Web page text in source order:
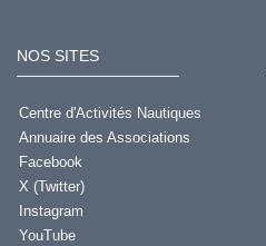
NOS SITES
Centre d'Activités Nautiques
Annuaire des Associations
Facebook
X (Twitter)
Instagram
YouTube